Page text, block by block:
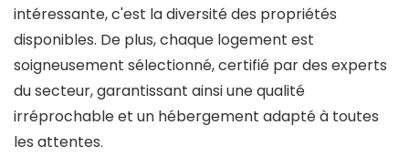
intéressante, c'est la diversité des propriétés
disponibles. De plus, chaque logement est
soigneusement sélectionné, certifié par des experts
du secteur, garantissant ainsi une qualité
irréprochable et un hébergement adapté à toutes
les attentes.